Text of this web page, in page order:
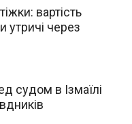
вартість
утричі через
судом в Ізмаїлі